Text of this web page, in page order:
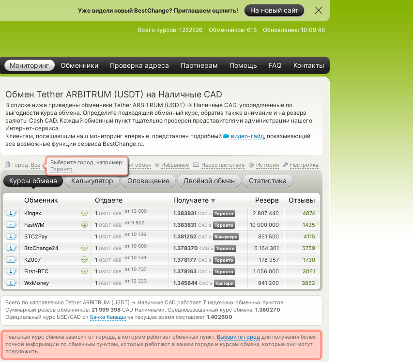
На новый сайт
Уже видели новый BestChange? Приглашаем оценить!
Мониторинг Обменники Проверка адреса Партнерам Помощь FAQ Контакты
Всего курсов: 1252526 Обменников: 616 Обновление: 10:09:46
Обмен Tether ARBITRUM (USDT) на Наличные CAD
В списке ниже приведены обменники Tether ARBITRUM (USDT) → Наличные CAD, упорядоченные по
выгодности курса обмена. Определите подходящий обменный курс, обратив также внимание и на резерв
валюты Cash CAD. Каждый обменный пункт тщательно проверен представителями администрации нашего
Интернет-сервиса.
Клиентам, посещающим наш мониторинг впервые, представлен подробный
видео-гайд, показывающий
все возможные функции сервиса BestChange.ru.
Обратный обмен Избранное Несоответствие История Настройка
Город: Все
Выберите город, например:
Торонто
Курсы обмена Калькулятор Оповещение Двойной обмен Статистика
Обменник Отдаете Получаете ▼ Резерв Отзывы
Kingex 1 USDT ARB от 13 000 1.383931 CAD в Торонто 2 807 440
4874
FastWM
1 USDT ARB от 9 802 1.383831 CAD в Торонто 10 000 000
1435
BTC2Pay
1 USDT ARB от 10 136 1.381252 CAD в Ванкувере 851 500
4115
BtcChange24
1 USDT ARB от 10 000 1.378370 CAD в Торонто 6 164 301
5759
KZ007
1 USDT ARB от 10 159 1.378177 CAD в Торонто 178 957
1730
First-BTC
1 USDT ARB от 10 737 1.378163 CAD в Торонто 1 056 000
3061
WxMoney
1 USDT ARB от 12 223 1.345844 CAD в Калгари 941 200 3852
Всего по направлению Tether ARBITRUM (USDT) → Наличные CAD работает 7 надежных обменных пунктов.
Суммарный резерв обменников: 21 999 398 CAD Наличными. Средневзвешенный курс обмена: 1.380270
Официальный курс USD/CAD от Банка Канады на текущее время составляет 1.402600
Реальный курс обмена зависит от города, в котором работает обменный пункт. Выберите город для получения более
точной информации по обменным пунктам, которые работают в вашем городе и курсам обмена, которые они могут
предложить.